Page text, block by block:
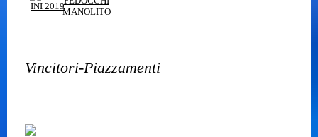
Vincitori-Piazzamenti